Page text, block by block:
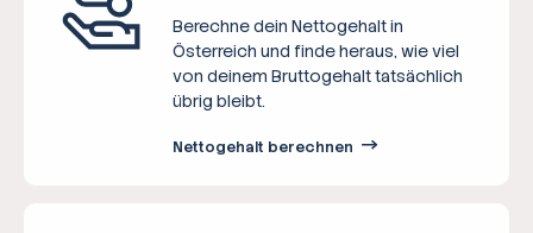
Berechne dein Nettogehalt in
Österreich und finde heraus, wie viel
von deinem Bruttogehalt tatsächlich
übrig bleibt.
Nettogehalt berechnen